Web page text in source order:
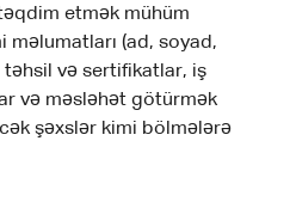
etmək mühüm
məlumatları (ad, soyad,
təhsil və sertifikatlar, iş
və məsləhət götürmək
şəxslər kimi bölmələrə